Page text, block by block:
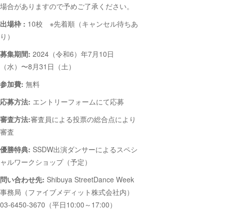
場合がありますので予めご了承ください。
出場枠 : 10校 ※先着順（キャンセル待ちあ
り）
募集期間: 2024（令和6）年7月10日
（水）〜8月31日（土）
参加費: 無料
応募方法: エントリーフォームにて応募
審査方法:審査員による投票の総合点により
審査
優勝特典: SSDW出演ダンサーによるスペシ
ャルワークショップ（予定）
問い合わせ先: Shibuya StreetDance Week
事務局（ファイブメディット株式会社内）
03-6450-3670（平日10:00～17:00）